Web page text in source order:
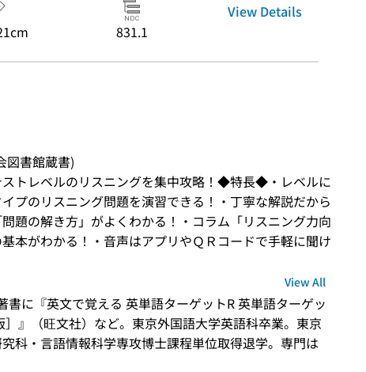
831.1
View Details
図書館蔵書)
ストレベルのリスニングを集中攻略！◆特長◆・レベルに
プのリスニング問題を演習できる！・丁寧な解説だから
問題の解き方」がよくわかる！・コラム「リスニング力向
本がわかる！・音声はアプリやＱＲコードで手軽に聞け
View All
書に『英文で覚える 英単語ターゲットR 英単語ターゲッ
］』（旺文社）など。東京外国語大学英語科卒業。東京
科・言語情報科学専攻博士課程単位取得退学。専門は